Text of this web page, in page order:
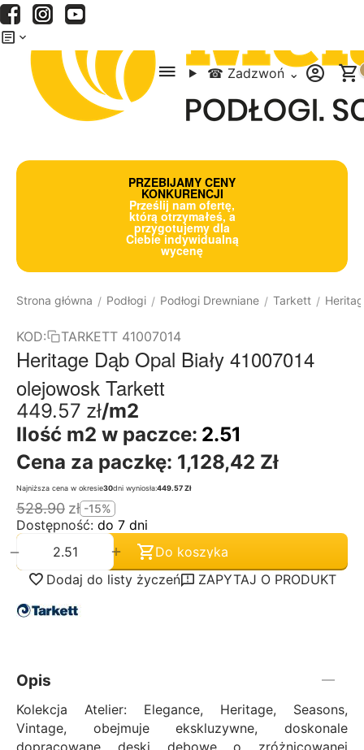
☎ Zadzwoń ⌄
PRZEBIJAMY CENY
KONKURENCJI
Prześlij nam ofertę,
którą otrzymałeś, a
przygotujemy dla
Ciebie indywidualną
wycenę
Strona główna / Podłogi / Podłogi Drewniane / Tarkett /
KOD: TARKETT 41007014
Heritage Dąb Opal Biały 41007014
olejowosk Tarkett
449.57 zł/m2
Ilość m2 w paczce: 2.51
Cena za paczkę: 1,128,42 Zł
Najniższa cena w okresie30dni wyniosła:449.57 Zł
528.90 zł -15%
Dostępność: do 7 dni
+
−
Do koszyka
Dodaj do listy życzeń
ZAPYTAJ O PRODUKT
Opis
Kolekcja Atelier: Elegance, Heritage, Seasons,
Vintage, obejmuje ekskluzywne, doskonale